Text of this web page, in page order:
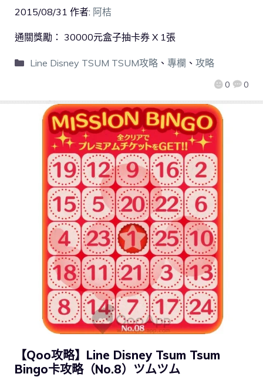
2015/08/31 作者: 阿桔
0 0
通關獎勵： 30000元盒子抽卡券 X 1張
Line Disney TSUM TSUM攻略、 專欄 、 攻略
【Qoo攻略】Line Disney Tsum Tsum
Bingo卡攻略（No.8）ツムツム